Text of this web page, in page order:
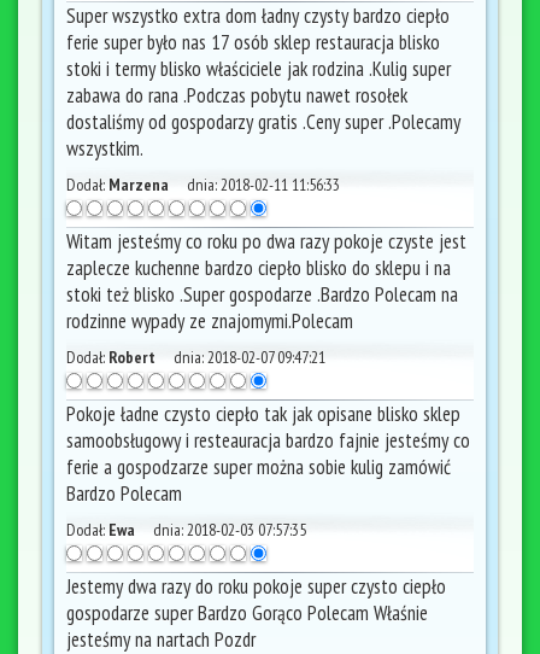
Super wszystko extra dom ładny czysty bardzo ciepło
ferie super było nas 17 osób sklep restauracja blisko
stoki i termy blisko właściciele jak rodzina .Kulig super
zabawa do rana .Podczas pobytu nawet rosołek
dostaliśmy od gospodarzy gratis .Ceny super .Polecamy
wszystkim.
Dodał: Marzena dnia:2018-02-11 11:56:33
Witam jesteśmy co roku po dwa razy pokoje czyste jest
zaplecze kuchenne bardzo ciepło blisko do sklepu i na
stoki też blisko .Super gospodarze .Bardzo Polecam na
rodzinne wypady ze znajomymi.Polecam
Dodał: Robert dnia:2018-02-07 09:47:21
Pokoje ładne czysto ciepło tak jak opisane blisko sklep
samoobsługowy i resteauracja bardzo fajnie jesteśmy co
ferie a gospodzarze super można sobie kulig zamówić
Bardzo Polecam
Dodał: Ewa dnia:2018-02-03 07:57:35
Jestemy dwa razy do roku pokoje super czysto ciepło
gospodarze super Bardzo Gorąco Polecam Właśnie
jesteśmy na nartach Pozdr